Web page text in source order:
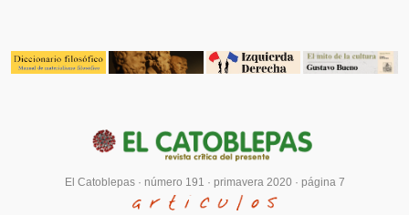
El Catoblepas · número 191 · primavera 2020 · página 7